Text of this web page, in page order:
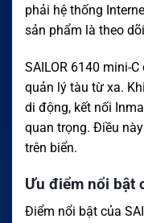
phải hệ thống
sản phẩm là theo
SAILOR 6140 mini-
quản lý tàu từ xa.
di động, kết nối
quan trọng. Điều
trên biển.
Ưu điểm nổi bật
Điểm nổi bật của